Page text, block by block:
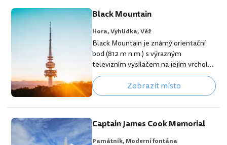
Black Mountain
Hora,Vyhlídka,Věž
Black Mountain je známý orientační
bod (812 m n.m.) s výrazným
televizním vysílačem na jejím vrcholu.
Hora patří k nejvíce rozmanitým
přírodním oblastem v Canbeře. Její
svahy pokrývá původní buš, která je
domovem pro více než 100 druhů
ptáků a přes 500 druhů rostlin. [btn
"Hotely se slevou v Canbeře zde"
https://www.booking.com/city/au/me
Zobrazit místo
Captain James Cook Memorial
Památník, Moderní fontána